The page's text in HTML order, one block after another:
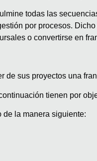
todas las
por procesos.
o convertirse en
de sus proyectos una
tienen por
de la manera siguiente: